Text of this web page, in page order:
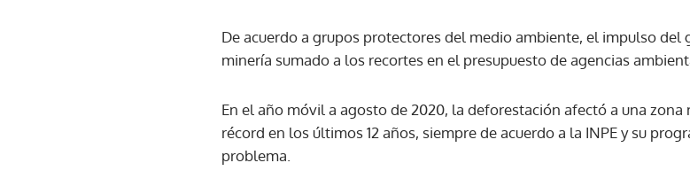
De acuerdo a grupos protectores del medio ambiente, el impulso
minería sumado a los recortes en el presupuesto de agencias
En el año móvil a agosto de 2020, la deforestación afectó a una zona
récord en los últimos 12 años, siempre de acuerdo a la INPE y su
problema.